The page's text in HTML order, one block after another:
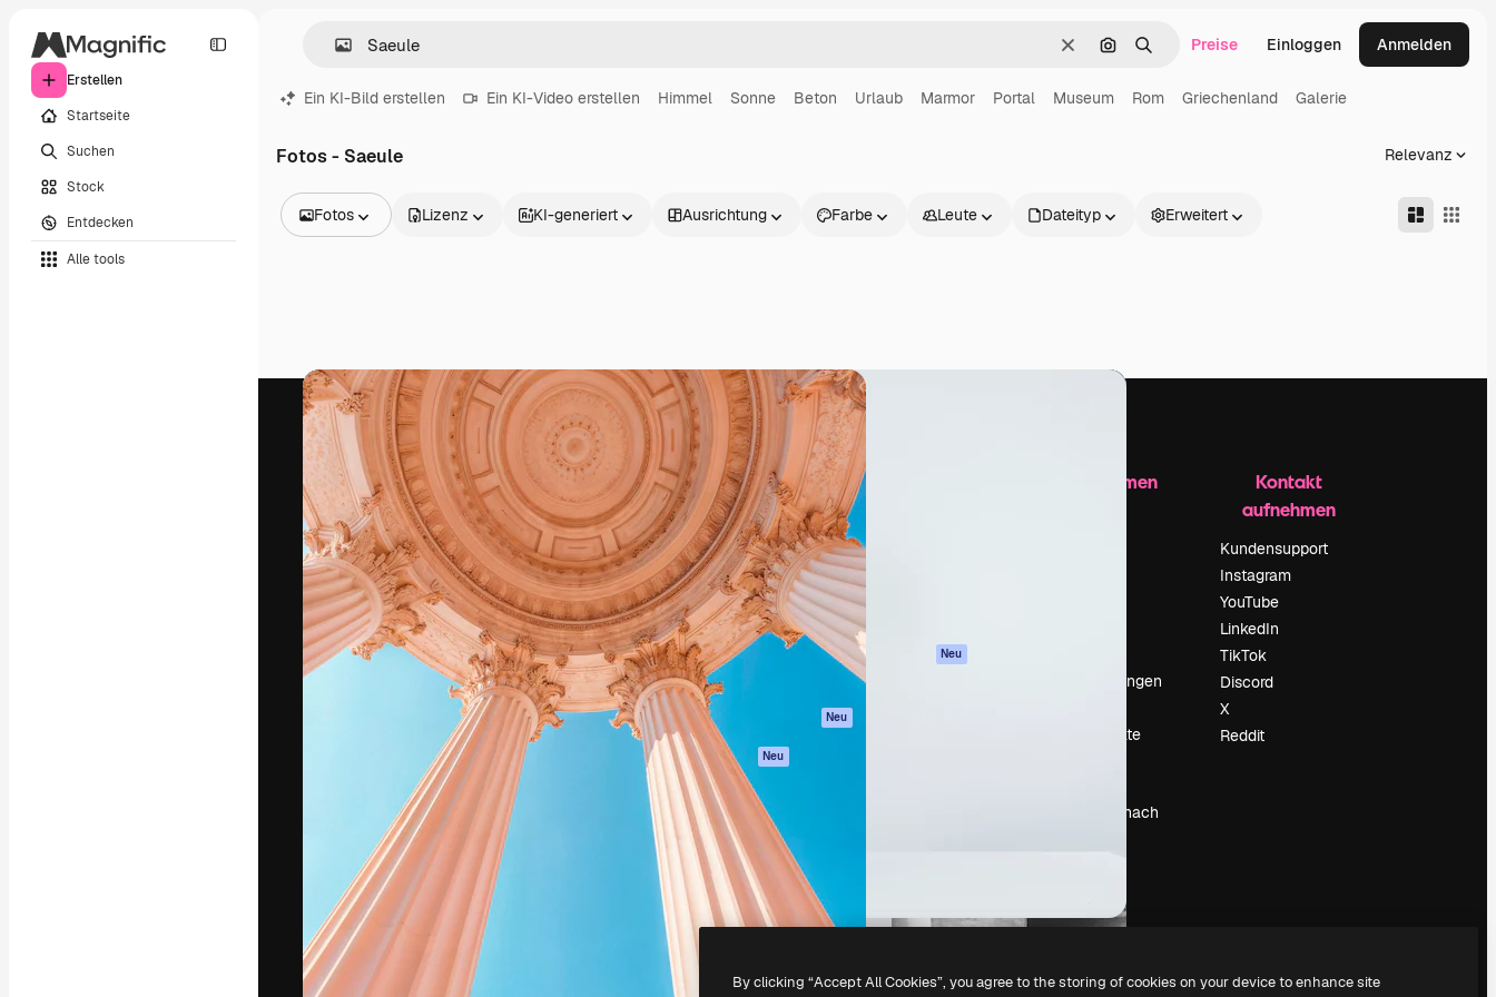
Erstellen
Startseite
Suchen
Stock
Entdecken
Alle tools
LöschenNach Bild suchen
SuchenPreise Einloggen Anmelden
Ein KI-Bild erstellen Ein KI-Video erstellen Himmel Sonne Beton Urlaub Marmor Portal Museum Rom Griechenland Galerie
Fotos - Saeule Relevanz
Fotos
Videos
Filmmaterial
Motion Graphics
Videovorlagen
Icons
3D-Modelle
Schriftarten
Lizenz KI-generiert Ausrichtung Farbe Leute Dateityp Erweitert
Die kreative Plattform, um deine beste
Arbeit zu verwirklichen. Mehr als 1 Million
Abonnenten unter Kreativen, Unternehmen,
Agenturen und Studios.
Deutsch
Produkte
Spaces
KI-Assistent
KI-Bildgenerator
KI-Videogenerator
KI-
Stimmengenerator
Stock-Inhalte
MCP für
Claude/ChatGPT
Neu
Agenten Neu
API
Mobile App
Alle Magnific-Tools
Neu
Unternehmen
Veranstaltungen
Deine Inhalte
Suchst du nach
Kontakt
aufnehmen
Kundensupport
Instagram
YouTube
LinkedIn
TikTok
Discord
X
Reddit
Copyright © 2010- Freepik Company S.L.U. Alle Rechte vorbehalten
By clicking “Accept All Cookies”, you agree to the storing of cookies on your device to enhance site